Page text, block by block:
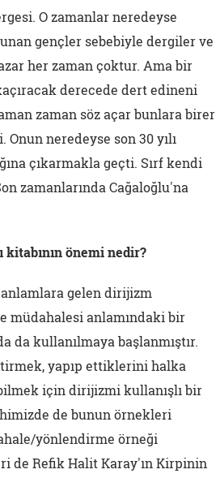
O zamanlar neredeyse
gençler sebebiyle dergiler ve
her zaman çoktur. Ama bir
derecede dert edineni
zaman söz açar bunlara birer
neredeyse son 30 yılı
çıkarmakla geçti. Sırf kendi
zamanlarında Cağaloğlu'na
kitabının önemi nedir?
gelen dirijizm
müdahalesi anlamındaki bir
da kullanılmaya başlanmıştır.
yapıp ettiklerini halka
için dirijizmi kullanışlı bir
de bunun örnekleri
yönlendirme örneği
de Refik Halit Karay'ın Kirpinin